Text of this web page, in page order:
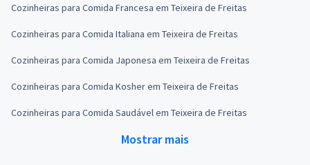
Cozinheiras para Comida Francesa em Teixeira de Freitas
Cozinheiras para Comida Italiana em Teixeira de Freitas
Cozinheiras para Comida Japonesa em Teixeira de Freitas
Cozinheiras para Comida Kosher em Teixeira de Freitas
Cozinheiras para Comida Saudável em Teixeira de Freitas
Mostrar mais